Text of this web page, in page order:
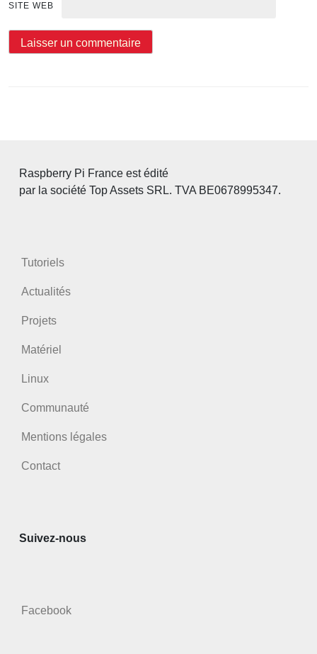
SITE WEB
Raspberry Pi France est édité
par la société Top Assets SRL. TVA BE0678995347.
Tutoriels
Actualités
Projets
Matériel
Linux
Communauté
Mentions légales
Contact
Suivez-nous
Facebook